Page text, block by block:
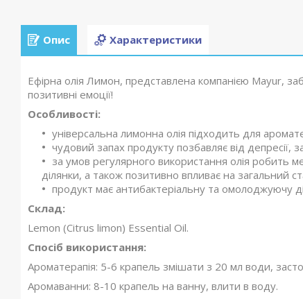
Опис Характеристики
Ефірна олія Лимон, представлена компанією Mayur,
позитивні емоції!
Особливості:
універсальна лимонна олія підходить для
чудовий запах продукту позбавляє від
за умов регулярного використання олія робить
ділянки, а також позитивно впливає на загальний
продукт має антибактеріальну та омолоджуючу
Склад:
Lemon (Citrus limon) Essential Oil.
Спосіб використання:
Ароматерапія: 5-6 крапель змішати з 20 мл води,
Аромаванни: 8-10 крапель на ванну, влити в воду.